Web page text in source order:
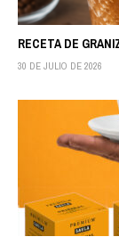
RECETA DE
30 DE JULIO DE 2026